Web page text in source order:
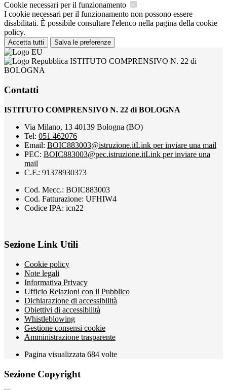
Cookie necessari per il funzionamento
I cookie necessari per il funzionamento non possono essere
disabilitati. È possibile consultare l'elenco nella pagina della cookie
policy.
Accetta tutti Salva le preferenze
ISTITUTO COMPRENSIVO N. 22 di
BOLOGNA
Contatti
ISTITUTO COMPRENSIVO N. 22 di BOLOGNA
Via Milano, 13 40139 Bologna (BO)
Tel: 051 462076
Email: BOIC883003@istruzione.itLink per inviare una mail
PEC: BOIC883003@pec.istruzione.itLink per inviare una
mail
C.F.: 91378930373
Cod. Mecc.: BOIC883003
Cod. Fatturazione: UFHIW4
Codice IPA: icn22
Sezione Link Utili
Cookie policy
Note legali
Informativa Privacy
Ufficio Relazioni con il Pubblico
Dichiarazione di accessibilità
Obiettivi di accessibilità
Whistleblowing
Gestione consensi cookie
Amministrazione trasparente
Pagina visualizzata 684 volte
Sezione Copyright